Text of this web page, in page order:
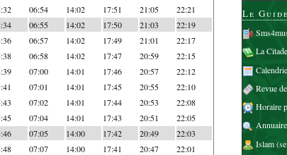
06:54 14:02 17:51 21:05 22:21
06:55 14:02 17:50 21:03 22:19
06:57 14:02 17:49 21:01 22:17
06:58 14:02 17:47 20:59 22:15
07:00 14:01 17:46 20:57 22:12
07:01 14:01 17:45 20:55 22:10
07:02 14:01 17:44 20:53 22:08
07:04 14:01 17:43 20:51 22:05
07:05 14:00 17:42 20:49 22:03
07:07 14:00 17:41 20:47 22:01
Le
La
Revue
Horaire
Islam